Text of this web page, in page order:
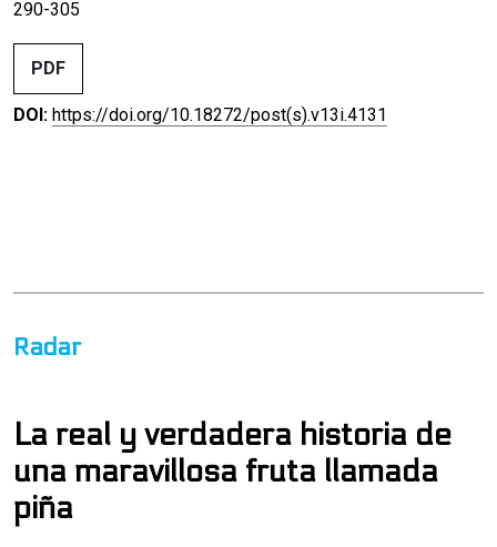
290-305
PDF
DOI: https://doi.org/10.18272/post(s).v13i.4131
Radar
La real y verdadera historia de
una maravillosa fruta llamada
piña